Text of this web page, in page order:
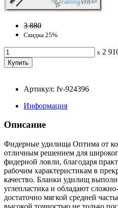
3 880
Скидка 25%
x 2
Артикул: fv-924396
Информация
Описание
Фидерные удилища Оптима от
отличным решением для
фидерной ловли, благодаря
рабочим характеристикам в
качество. Бланки удилищ
углепластика и обладают
достаточно мягкой средней
высокой точностью не только